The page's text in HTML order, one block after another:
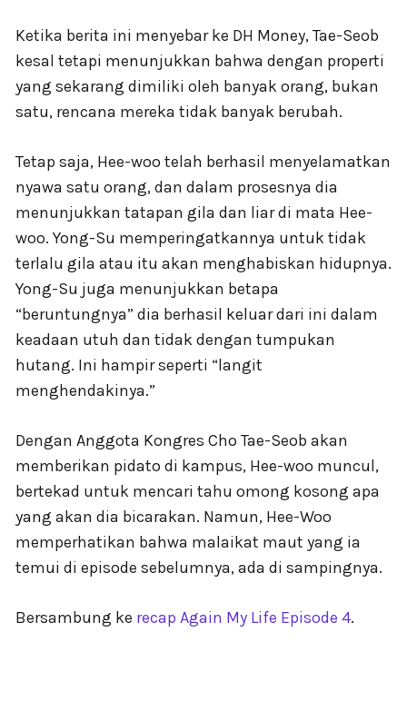
Ketika berita ini menyebar ke DH Money, Tae-Seob
kesal tetapi menunjukkan bahwa dengan properti
yang sekarang dimiliki oleh banyak orang, bukan
satu, rencana mereka tidak banyak berubah.
Tetap saja, Hee-woo telah berhasil menyelamatkan
nyawa satu orang, dan dalam prosesnya dia
menunjukkan tatapan gila dan liar di mata Hee-
woo. Yong-Su memperingatkannya untuk tidak
terlalu gila atau itu akan menghabiskan hidupnya.
Yong-Su juga menunjukkan betapa
“beruntungnya” dia berhasil keluar dari ini dalam
keadaan utuh dan tidak dengan tumpukan
hutang. Ini hampir seperti “langit
menghendakinya.”
Dengan Anggota Kongres Cho Tae-Seob akan
memberikan pidato di kampus, Hee-woo muncul,
bertekad untuk mencari tahu omong kosong apa
yang akan dia bicarakan. Namun, Hee-Woo
memperhatikan bahwa malaikat maut yang ia
temui di episode sebelumnya, ada di sampingnya.
Bersambung ke recap Again My Life Episode 4.